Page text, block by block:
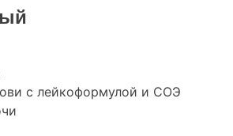
с лейкоформулой и СОЭ